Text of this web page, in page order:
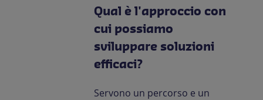
Qual è l'approccio con
cui possiamo
sviluppare soluzioni
efficaci?
Servono un percorso e un